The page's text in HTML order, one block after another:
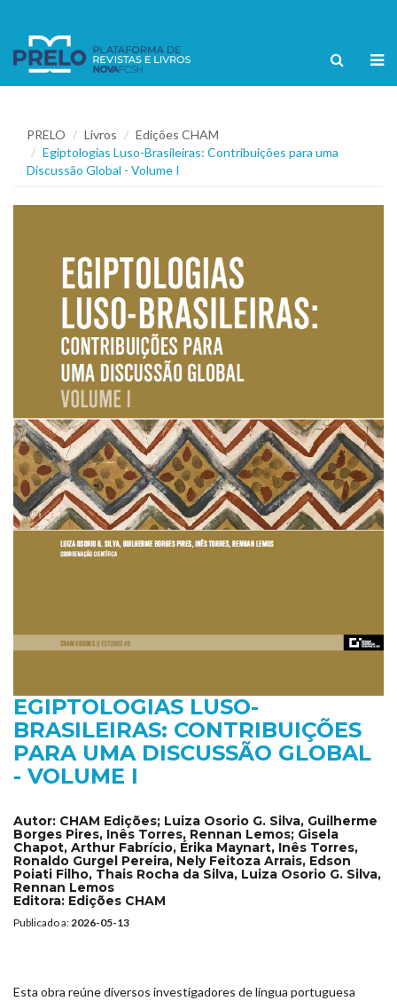
PRELO Livros
Edições CHAM
Egiptologias Luso-Brasileiras: Contribuições para uma
Discussão Global - Volume I
EGIPTOLOGIAS LUSO-
BRASILEIRAS: CONTRIBUIÇÕES
PARA UMA DISCUSSÃO GLOBAL
- VOLUME I
Autor: CHAM Edições; Luiza Osorio G. Silva, Guilherme
Borges Pires, Inês Torres, Rennan Lemos; Gisela
Chapot, Arthur Fabrício, Érika Maynart, Inês Torres,
Ronaldo Gurgel Pereira, Nely Feitoza Arrais, Edson
Poiati Filho, Thais Rocha da Silva, Luiza Osorio G. Silva,
Rennan Lemos
Editora: Edições CHAM
Publicado a:2026-05-13
Esta obra reúne diversos investigadores de língua portuguesa